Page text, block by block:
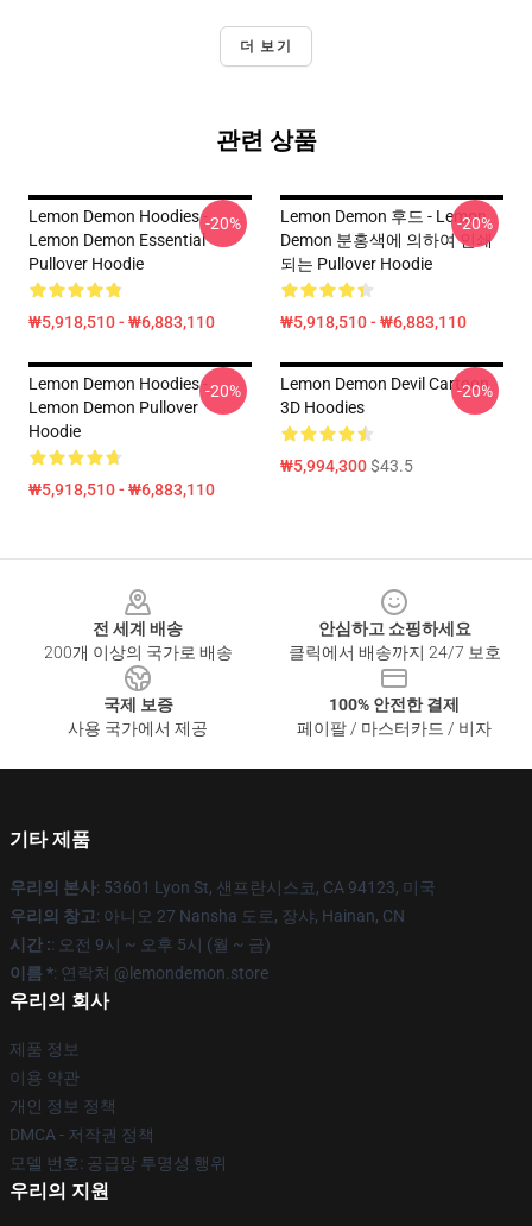
더 보기
관련 상품
Lemon Demon Hoodies -
Lemon Demon Essential
Pullover Hoodie
₩5,918,510 - ₩6,883,110
-20%
Lemon Demon 후드 - Lemon
Demon 분홍색에 의하여 인쇄
되는 Pullover Hoodie
₩5,918,510 - ₩6,883,110
-20%
Lemon Demon Hoodies -
Lemon Demon Pullover
Hoodie
₩5,918,510 - ₩6,883,110
-20%
Lemon Demon Devil Cartoon
3D Hoodies
₩5,994,300$43.5
-20%
전 세계 배송
200개 이상의 국가로 배송
안심하고 쇼핑하세요
클릭에서 배송까지 24/7 보호
국제 보증
사용 국가에서 제공
100% 안전한 결제
페이팔 / 마스터카드 / 비자
기타 제품
우리의 본사: 53601 Lyon St, 샌프란시스코, CA 94123, 미국
우리의 창고: 아니오 27 Nansha 도로, 장샤, Hainan, CN
시간 :: 오전 9시 ~ 오후 5시 (월 ~ 금)
이름 *: 연락처 @lemondemon.store
우리의 회사
제품 정보
이용 약관
개인 정보 정책
DMCA - 저작권 정책
모델 번호: 공급망 투명성 행위
우리의 지원